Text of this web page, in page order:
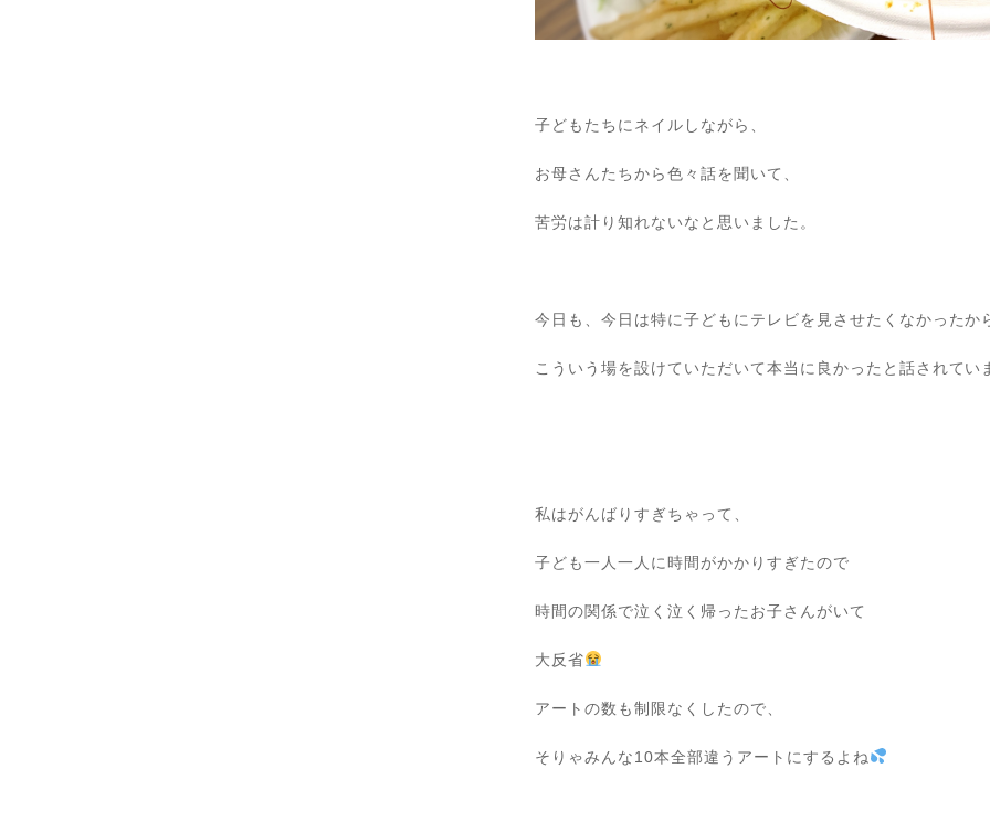
子どもたちにネイルしながら、
お母さんたちから色々話を聞いて、
苦労は計り知れないなと思いました。
今日も、今日は特に子どもにテレビを見させたくなかったか
こういう場を設けていただいて本当に良かったと話されてい
私はがんばりすぎちゃって、
子ども一人一人に時間がかかりすぎたので
時間の関係で泣く泣く帰ったお子さんがいて
大反省
アートの数も制限なくしたので、
そりゃみんな10本全部違うアートにするよね